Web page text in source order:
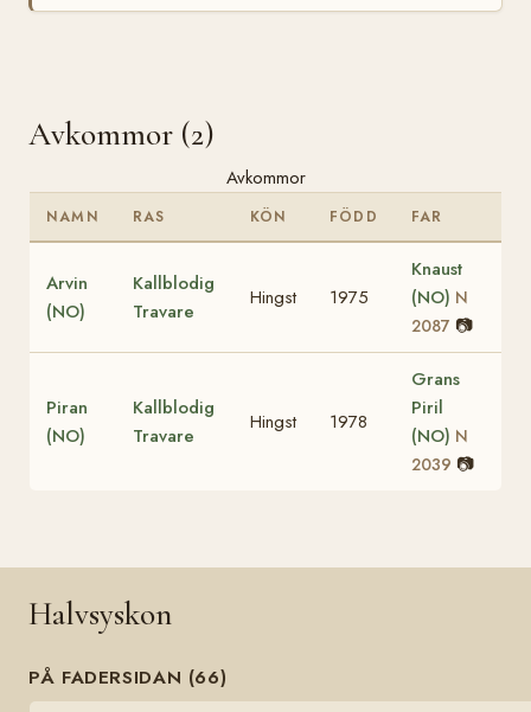
Avkommor (2)
Avkommor
NAMN RAS KÖN FÖDD FAR
Arvin
(NO)
Kallblodig
Travare
Hingst 1975
Knaust
(NO) N
2087 📷
Piran
(NO)
Kallblodig
Travare
Hingst 1978
Grans
Piril
(NO) N
2039 📷
Halvsyskon
PÅ FADERSIDAN (66)